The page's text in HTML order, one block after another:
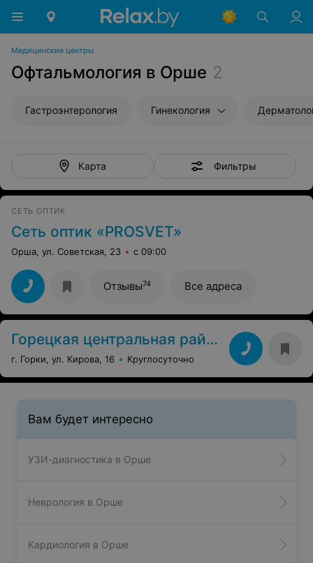
Медицинские центры
Офтальмология в Орше 2
Гастроэнтерология Гинекология
Карта Фильтры
СЕТЬ ОПТИК
Сеть оптик «PROSVET»
Орша, ул. Советская, 23 с 09:00
Отзывы74 Все адреса
Горецкая центральная районная больница
г. Горки, ул. Кирова, 16 Круглосуточно
Вам будет интересно
УЗИ-диагностика в Орше
Неврология в Орше
Кардиология в Орше